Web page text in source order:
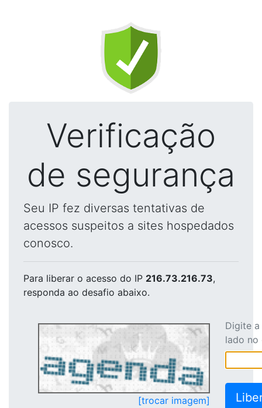
Verificação
de segurança
Seu IP fez diversas tentativas de
acessos suspeitos a sites hospedados
conosco.
Para liberar o acesso do IP 216.73.216.73,
responda ao desafio abaixo.
[trocar imagem]
Digite
lado no